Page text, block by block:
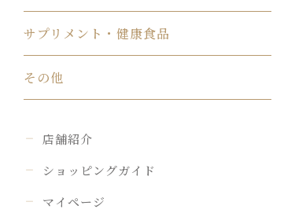
サプリメント・健康食品
その他
店舗紹介
ショッピングガイド
マイページ